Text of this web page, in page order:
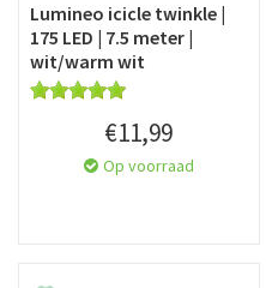
Lumineo icicle twinkle |
175 LED | 7.5 meter |
wit/warm wit
€11,99
Op voorraad